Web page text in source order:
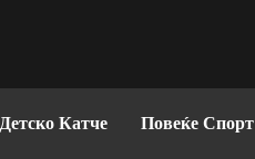
Детско Катче Повеќе Спорт